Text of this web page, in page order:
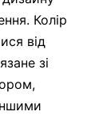
Колір
від
зі